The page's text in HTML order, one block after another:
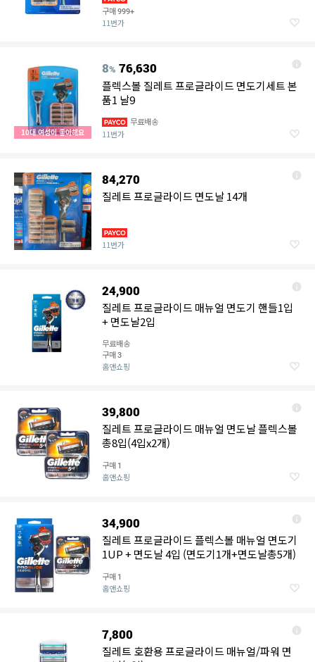
구매999+
11번가
10대 여성이 좋아해요
8% 76,630
플렉스볼 질레트 프로글라이드 면도기세트 본
품1 날9
무료배송
11번가
84,270
질레트 프로글라이드 면도날 14개
11번가
24,900
질레트 프로글라이드 매뉴얼 면도기 핸들1입
+ 면도날2입
무료배송
구매3
홈앤쇼핑
39,800
질레트 프로글라이드 매뉴얼 면도날 플렉스볼
총8입(4입x2개)
구매 1
홈앤쇼핑
34,900
질레트 프로글라이드 플렉스볼 매뉴얼 면도기
1UP + 면도날 4입 (면도기1개+면도날총5개)
구매 1
홈앤쇼핑
7,800
질레트 호환용 프로글라이드 매뉴얼/파워 면